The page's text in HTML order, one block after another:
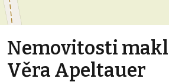
Nemovitosti
Věra Apeltauer